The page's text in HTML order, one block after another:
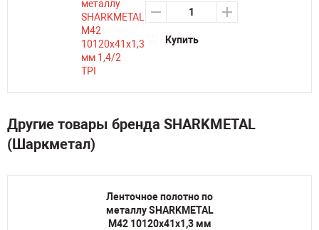
Купить
Другие товары бренда SHARKMETAL
(Шаркметал)
Ленточное полотно по
металлу SHARKMETAL
M42 10120х41х1,3 мм